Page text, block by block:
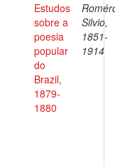
Estudos
sobre a
poesia
popular
do
Brazil,
1879-
1880
Silvio,
1851-
1914